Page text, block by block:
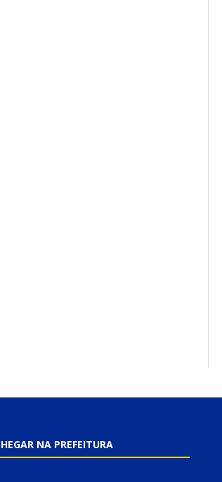
NA PREFEITURA